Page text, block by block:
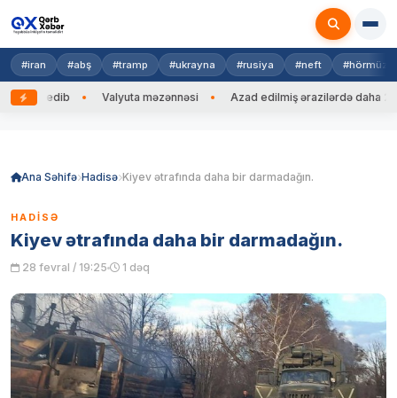
#iran #abş #tramp #ukrayna #rusiya #neft #hörmüz
edib Valyuta məzənnəsi Azad edilmiş ərazilərdə daha 212
Ana Səhifə Hadisə Kiyev ətrafında daha bir darmadağın.
HADISƏ
Kiyev ətrafında daha bir darmadağın.
28 fevral / 19:25 1 dəq